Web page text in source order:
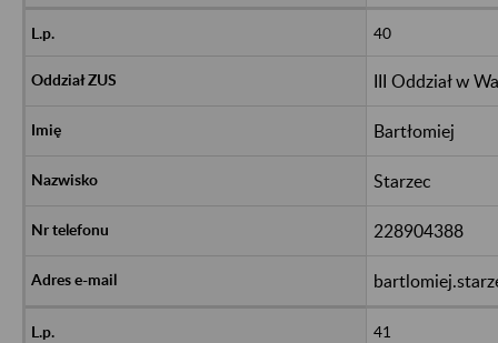
40
III Oddział w
Bartłomiej
Starzec
228904388
41